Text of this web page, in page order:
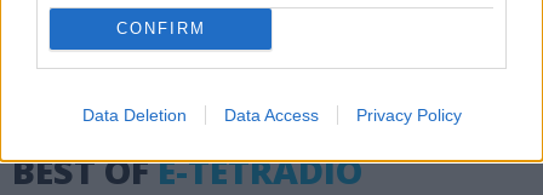
CONFIRM
Data Deletion Data Access Privacy Policy
25.07.2026 - 12:05
BEST OFE-TETRADIO